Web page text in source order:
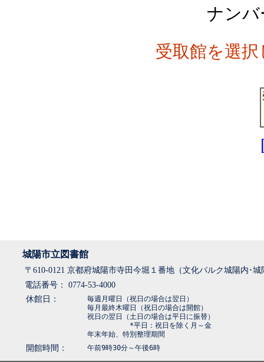
ナン
受取館を選
城陽市立図書館
〒610-0121 京都府城陽市寺田今堀１番地（文化パルク城陽内･
電話番号： 0774-53-4000
休館日：
毎週月曜日（祝日の場合は翌日）
毎月最終木曜日（祝日の場合は開館）
祝日の翌日（土日の場合は平日に振替）
*平日：祝日を除く月～金
年末年始、特別整理期間
開館時間： 午前9時30分～午後6時